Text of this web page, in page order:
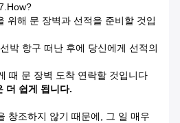
위해 문 장벽과 선적을 준비할 것입
박 항구 떠난 후에 당신에게 선적의
때 문 장벽 도착 연락할 것입니다
더 쉽게 됩니다.
창조하지 않기 때문에, 그 일 매우